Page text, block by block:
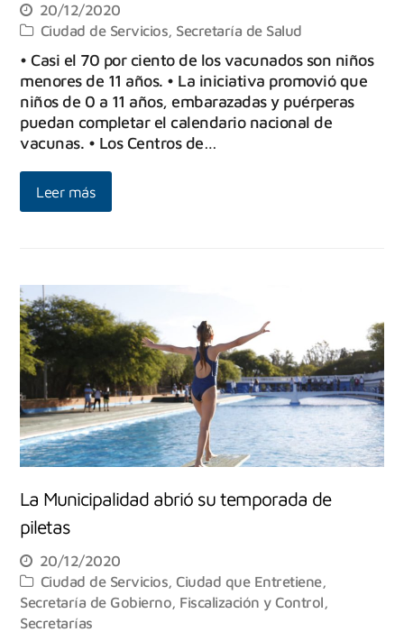
20/12/2020
Ciudad de Servicios, Secretaría de Salud
• Casi el 70 por ciento de los vacunados son niños
menores de 11 años. • La iniciativa promovió que
niños de 0 a 11 años, embarazadas y puérperas
puedan completar el calendario nacional de
vacunas. • Los Centros de…
Leer más
La Municipalidad abrió su temporada de
piletas
20/12/2020
Ciudad de Servicios ,Ciudad que Entretiene,
Secretaría de Gobierno, Fiscalización y Control
Secretarías